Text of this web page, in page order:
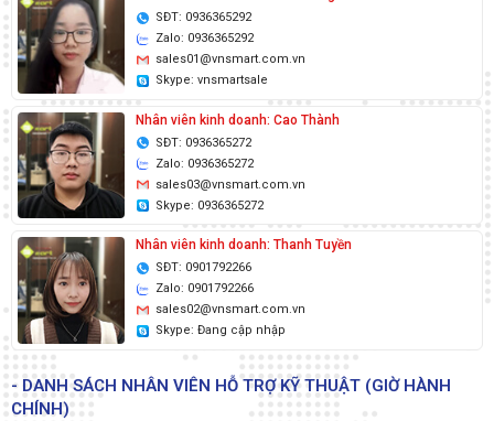
SĐT: 0936365292
Zalo: 0936365292
sales01@vnsmart.com.vn
Skype: vnsmartsale
Nhân viên kinh doanh: Cao Thành
SĐT: 0936365272
Zalo: 0936365272
sales03@vnsmart.com.vn
Skype: 0936365272
Nhân viên kinh doanh: Thanh Tuyền
SĐT: 0901792266
Zalo: 0901792266
sales02@vnsmart.com.vn
Skype: Đang cập nhập
- DANH SÁCH NHÂN VIÊN HỖ TRỢ KỸ THUẬT (GIỜ HÀNH
CHÍNH)